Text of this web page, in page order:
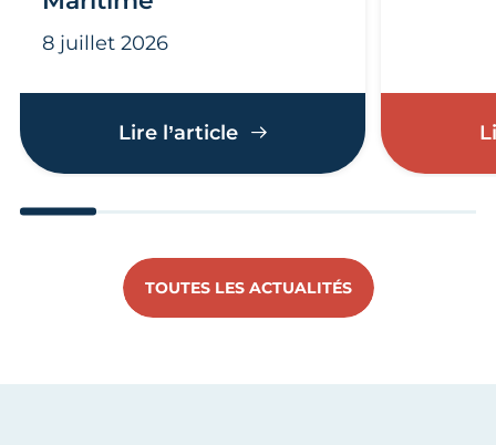
8 juillet 2026
Lire l’articleTempête Nils : la CMA
TOUTES LES ACTUALITÉS